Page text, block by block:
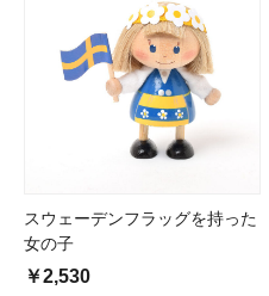
スウェーデンフラッグを持った
女の子
￥2,530